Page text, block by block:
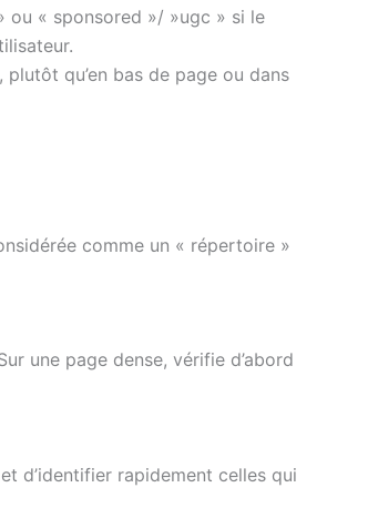
ou « sponsored »/ »ugc » si le
qu’en bas de page ou dans
comme un « répertoire »
une page dense, vérifie d’abord
d’identifier rapidement celles qui